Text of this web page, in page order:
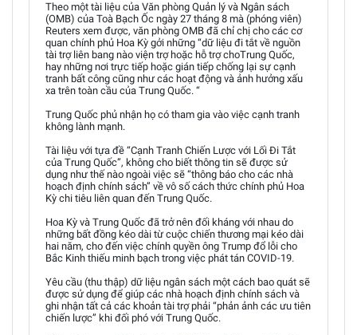
Theo một tài liệu của Văn phòng Quản lý và Ngân sách
(OMB) của Toà Bạch Ốc ngày 27 tháng 8 mà (phóng viên)
Reuters xem được, văn phòng OMB đã chỉ chị cho các cơ
quan chính phủ Hoa Kỳ gởi những “dữ liệu đi tắt về nguồn
tài trợ liên bang nào viện trợ hoặc hỗ trợ choTrung Quốc,
hay những nơi trực tiếp hoặc gián tiếp chống lại sự cạnh
tranh bất công cũng như các hoạt động và ảnh hưởng xấu
xa trên toàn cầu của Trung Quốc. “
Trung Quốc phủ nhận họ có tham gia vào việc cạnh tranh
không lành mạnh.
Tài liệu với tựa đề “Cạnh Tranh Chiến Lược với Lối Đi Tắt
của Trung Quốc”, không cho biết thông tin sẽ được sử
dụng như thế nào ngoài việc sẽ “thông báo cho các nhà
hoạch định chính sách” về vô số cách thức chính phủ Hoa
Kỳ chi tiêu liên quan đến Trung Quốc.
Hoa Kỳ và Trung Quốc đã trở nên đối kháng với nhau do
những bất đồng kéo dài từ cuộc chiến thương mại kéo dài
hai năm, cho đến việc chính quyền ông Trump đổ lỗi cho
Bắc Kinh thiếu minh bạch trong việc phát tán COVID-19.
Yêu cầu (thu thập) dữ liệu ngân sách một cách bao quát sẽ
được sử dụng để giúp các nhà hoạch định chính sách và
ghi nhận tất cả các khoản tài trợ phải “phản ảnh các ưu tiên
chiến lược” khi đối phó với Trung Quốc.